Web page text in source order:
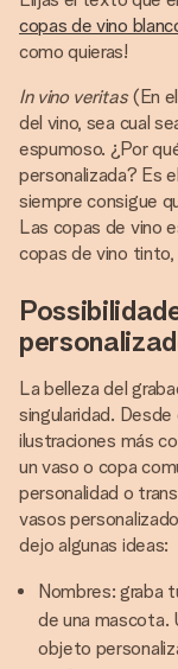
copas de vino
como quieras!
In vino veritas(En
del vino, sea cual
espumoso. ¿Por
personalizada? Es
siempre consigue
Las copas de vino
copas de vino tinto,
La belleza del
singularidad.
ilustraciones más
un vaso o copa
personalidad o
vasos
dejo algunas ideas:
Nombres: graba
de una mascota.
objeto